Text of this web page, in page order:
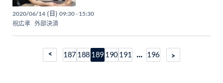
2020/06/14 (日) 09:30 - 15:30
祝広孝 外部決済
187188 189 190191 ... 196